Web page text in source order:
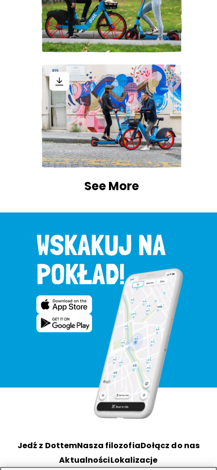
See More
WSKAKUJ NA
POKŁAD!
Jedź z DottemNasza filozofiaDołącz do nas
AktualnościLokalizacje